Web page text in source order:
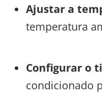
Ajustar a
temperatura
Configurar o
condicionado